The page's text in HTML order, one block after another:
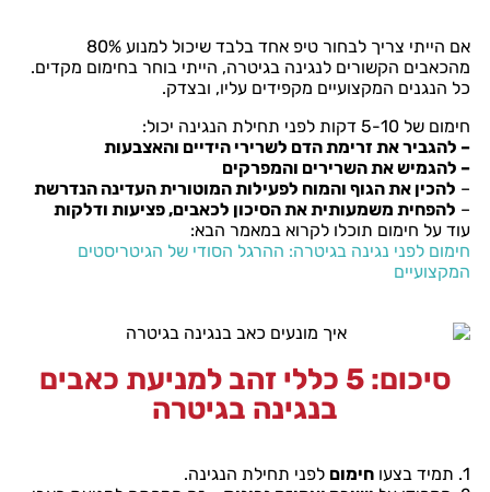
אם הייתי צריך לבחור טיפ אחד בלבד שיכול למנוע 80%
מהכאבים הקשורים לנגינה בגיטרה, הייתי בוחר בחימום מקדים.
כל הנגנים המקצועיים מקפידים עליו, ובצדק.
חימום של 5-10 דקות לפני תחילת הנגינה יכול:
– להגביר את זרימת הדם לשרירי הידיים והאצבעות
– להגמיש את השרירים והמפרקים
– להכין את הגוף והמוח לפעילות המוטורית העדינה הנדרשת
– להפחית משמעותית את הסיכון לכאבים, פציעות ודלקות
עוד על חימום תוכלו לקרוא במאמר הבא:
חימום לפני נגינה בגיטרה: ההרגל הסודי של הגיטריסטים
המקצועיים
סיכום: 5 כללי זהב למניעת כאבים
בנגינה בגיטרה
1. תמיד בצעו חימום לפני תחילת הנגינה.